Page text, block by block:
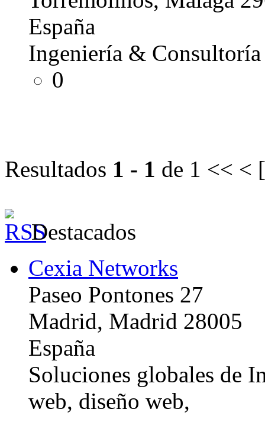
España
Ingeniería & Consultoría
0
Resultados 1 - 1 de 1 << < [
Destacados
Cexia Networks
Paseo Pontones 27
Madrid, Madrid 28005
España
Soluciones globales de
web, diseño web,